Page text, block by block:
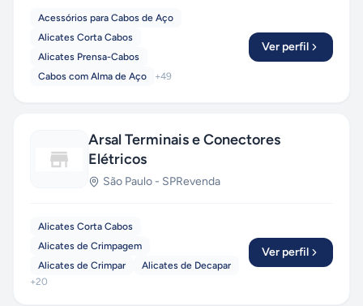
Acessórios para Cabos de Aço
Alicates Corta Cabos
Alicates Prensa-Cabos
Cabos com Alma de Aço
+49
Ver perfil
Arsal Terminais e Conectores
Elétricos
São Paulo - SPRevenda
Alicates Corta Cabos
Alicates de Crimpagem
Alicates de Crimpar
Alicates de Decapar
+20
Ver perfil